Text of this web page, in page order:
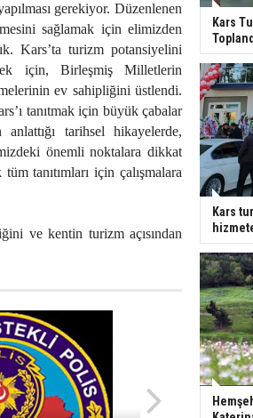
gerekiyor. Düzenlenen
sağlamak için elimizden
Kars’ta turizm potansiyelini
için, Birleşmiş Milletlerin
ev sahipliğini üstlendi.
tanıtmak için büyük çabalar
tarihsel hikayelerde,
önemli noktalara dikkat
tanıtımları için çalışmalara
ve kentin turizm açısından
Kars
Kars